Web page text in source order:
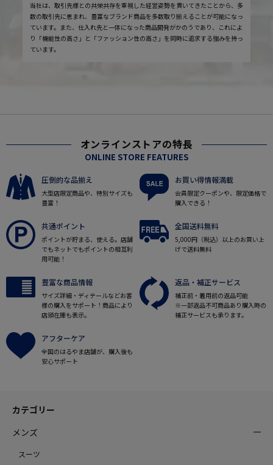
当社は、取引先様との共栄共存を重視した経営姿勢を貫いてきたことから、多
数の取引先に恵まれ、豊富なブランド商品を多数取り揃えることが可能になっ
ています。また、仕入れ先と一体になった商品開発がかのうであり、これによ
り「機能性の高さ」と「ファッション性の高さ」を同時に追求する強みを持っ
ています。
オンラインストアの特長
ONLINE STORE FEATURES
圧倒的な品揃え
大型店限定商品や、特別サイズも
豊富！
お買い得情報満載
会員限定クーポンや、限定価格で
購入できる！
共通ポイント
ポイントが貯まる、使える。店舗
でもネットでもポイントの相互利
用可能！
全国送料無料
5,000円（税込）以上のお買い上
げで送料無料
豊富な商品情報
サイズ詳細・ディテールなどお客
様の購入をサポート！商品により
店頭在庫も表示。
返品・補正サービス
補正前・着用前の返品可能
※一部返品不可商品あり購入時の
補正サービスも承ります。
アフターケア
全国のはるやま店舗が、購入後も
安心サポート
カテゴリー
メンズ
スーツ